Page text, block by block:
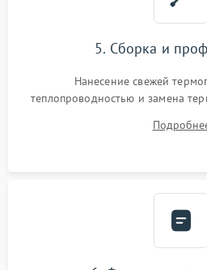
5. Сборка и
Нанесение свежей
теплопроводностью и замена
шлейфов, модулей памяти и